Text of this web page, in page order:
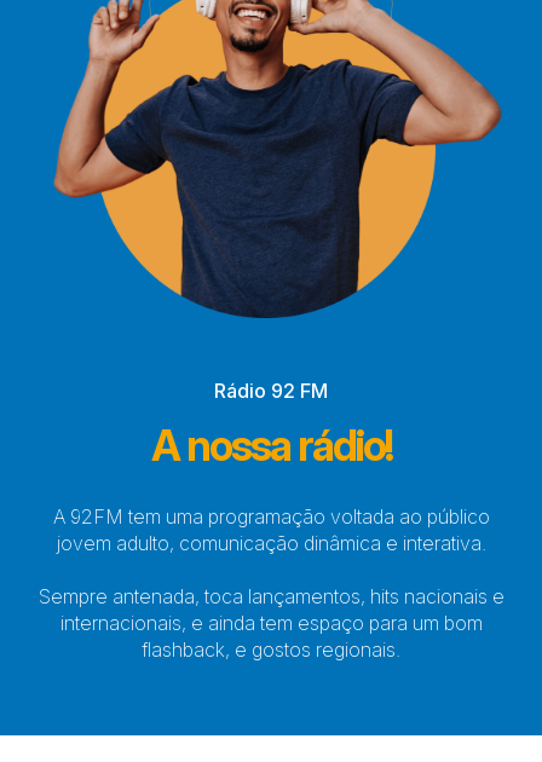
Rádio 92 FM
A nossa rádio!
A 92FM tem uma programação voltada ao público
jovem adulto, comunicação dinâmica e interativa.
Sempre antenada, toca lançamentos, hits nacionais e
internacionais, e ainda tem espaço para um bom
flashback, e gostos regionais.